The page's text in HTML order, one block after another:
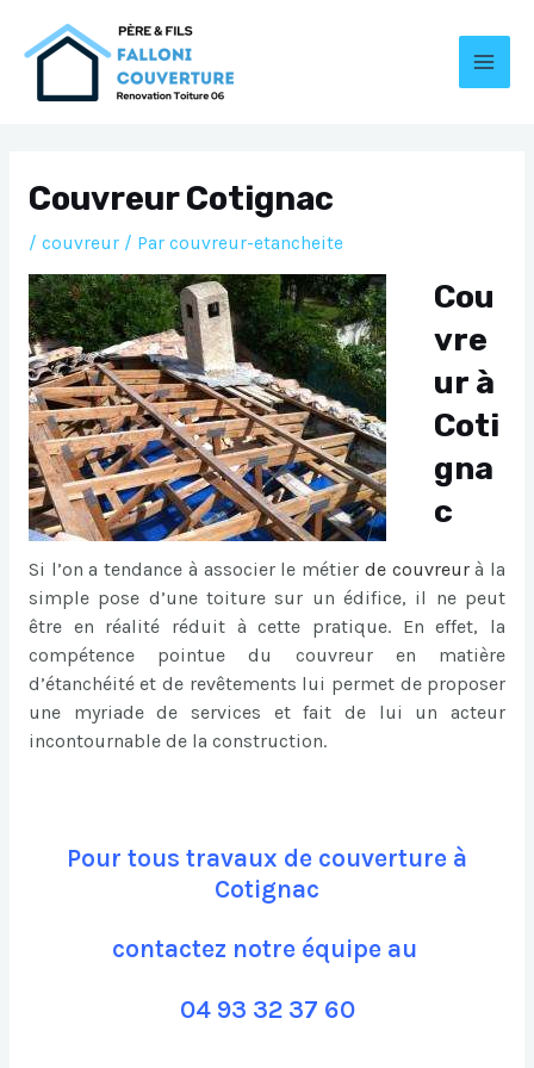
Couvreur Cotignac
/ couvreur/ Par couvreur-etancheite
Cou
vre
ur à
Coti
gna
c
Si l’on a tendance à associer le métier de couvreur à la
simple pose d’une toiture sur un édifice, il ne peut
être en réalité réduit à cette pratique. En effet, la
compétence pointue du couvreur en matière
d’étanchéité et de revêtements lui permet de proposer
une myriade de services et fait de lui un acteur
incontournable de la construction.
Pour tous travaux de couverture à
Cotignac
contactez notre équipe au
04 93 32 37 60